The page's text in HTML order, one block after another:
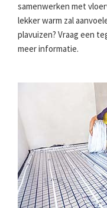
samenwerken met
lekker warm zal
plavuizen? Vraag een
meer informatie.